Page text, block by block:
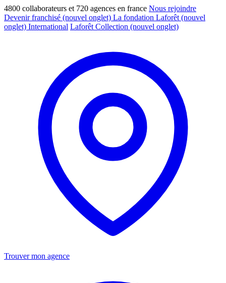
4800 collaborateurs et 720 agences en france Nous rejoindre
Devenir franchisé (nouvel onglet) La fondation Laforêt (nouvel
onglet) International Laforêt Collection (nouvel onglet)
Trouver mon agence